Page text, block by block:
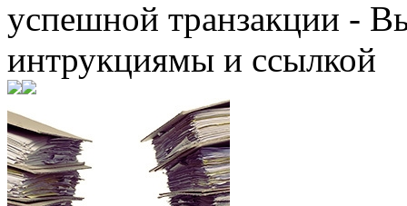
успешной транзакции -
интрукциямы и ссылкой